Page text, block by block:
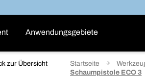
Anwendungsgebiete
zur Übersicht Startseite
Schaumpistole ECO 3